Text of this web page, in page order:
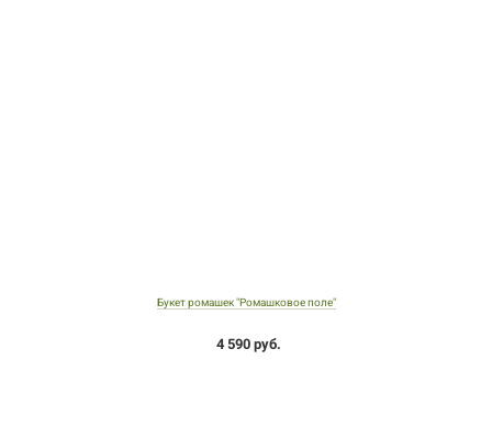
Букет ромашек "Ромашковое поле"
4 590 руб.